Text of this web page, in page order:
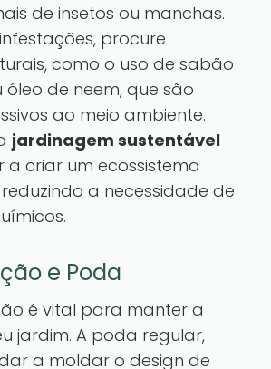
de insetos ou manchas.
procure
como o uso de sabão
óleo de neem, que são
ao meio ambiente.
jardinagem sustentável
criar um ecossistema
a necessidade de
e Poda
é vital para manter a
jardim. A poda regular,
a moldar o design de